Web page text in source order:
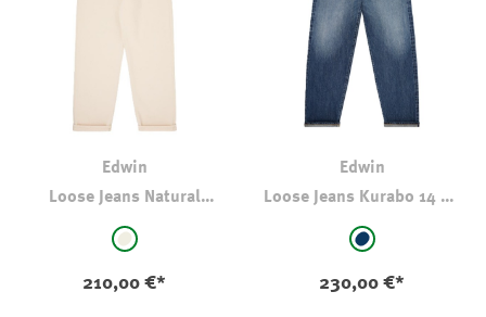
Edwin
Loose Jeans Natural
auswählen
natur
210,00 €*
Edwin
Loose Jeans Kurabo 14 Oz
auswählen
stone-wash-
230,00 €*